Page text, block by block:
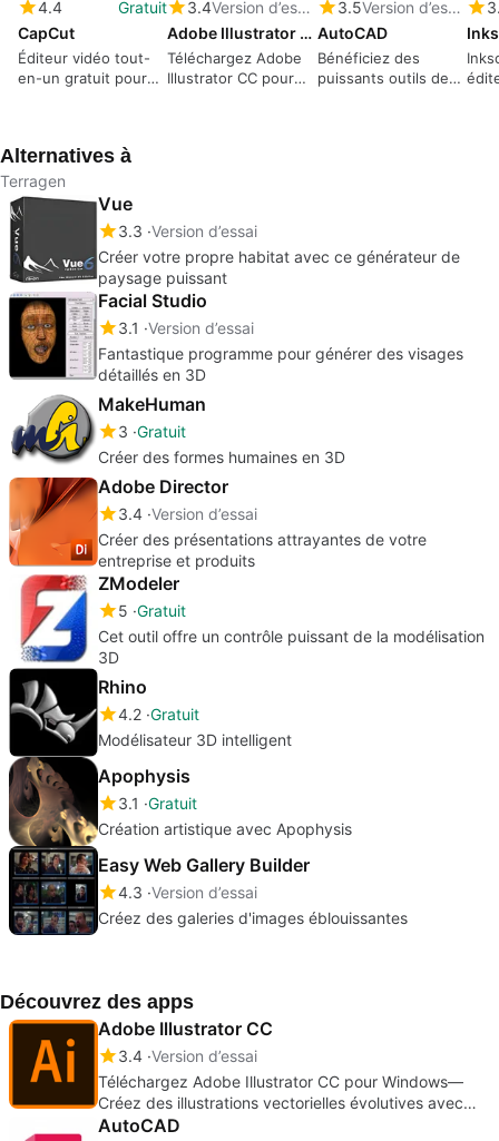
4.4
Gratuit
CapCut
Éditeur vidéo tout-
en-un gratuit pour
3.4
Version d’essai
Adobe Illustrator CC
Téléchargez Adobe
Illustrator CC pour
3.5
Version d’essai
AutoCAD
Bénéficiez des
puissants outils de
Alternatives à
Terragen
Vue
3.3 Version d’essai
Créer votre propre habitat avec ce générateur de
paysage puissant
Facial Studio
3.1 Version d’essai
Fantastique programme pour générer des visages
détaillés en 3D
MakeHuman
3 Gratuit
Créer des formes humaines en 3D
Adobe Director
3.4 Version d’essai
Créer des présentations attrayantes de votre
entreprise et produits
ZModeler
5 Gratuit
Cet outil offre un contrôle puissant de la modélisation
3D
Rhino
4.2 Gratuit
Modélisateur 3D intelligent
Apophysis
3.1 Gratuit
Création artistique avec Apophysis
Easy Web Gallery Builder
4.3 Version d’essai
Créez des galeries d'images éblouissantes
Découvrez des apps
Adobe Illustrator CC
3.4 Version d’essai
Téléchargez Adobe Illustrator CC pour Windows—
Créez des illustrations vectorielles évolutives avec
précision
AutoCAD